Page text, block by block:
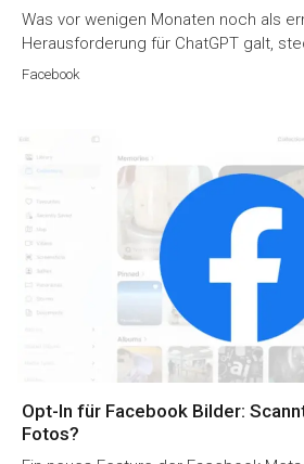
Was vor wenigen Monaten noch als
Herausforderung für ChatGPT galt,
Facebook
Opt-In für Facebook Bilder:
Fotos?